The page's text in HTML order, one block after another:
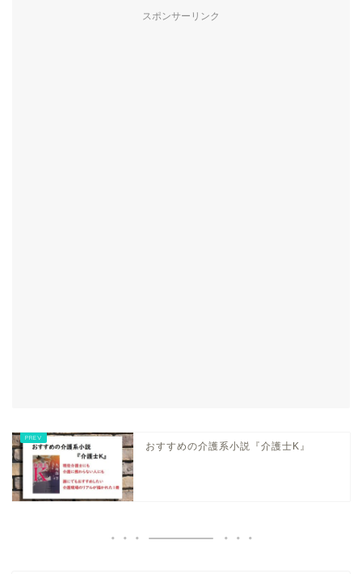
スポンサーリンク
おすすめの介護系小説『介護士K』